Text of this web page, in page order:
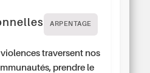
ARPENTAGE
violences traversent nos
prendre le